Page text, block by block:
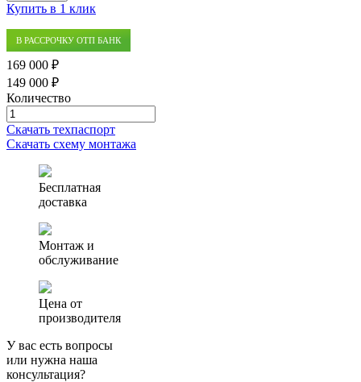
Купить в 1 клик
В РАССРОЧКУ ОТП БАНК
169 000 ₽
149 000 ₽
Количество
Количество
товара
Автономная
(септик)
Скачать техпаспорт
Скачать схему монтажа
Бесплатная
доставка
Монтаж и
обслуживание
Цена от
производителя
У вас есть вопросы
или нужна наша
консультация?